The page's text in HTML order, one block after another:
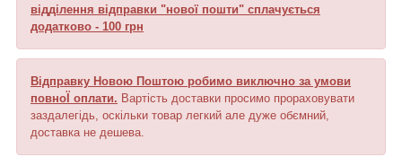
відділення відправки "нової пошти" сплачується
додатково - 100 грн
Відправку Новою Поштою робимо виключно за умови
повноЇ оплати. Вартість доставки просимо прораховувати
заздалегідь, оскільки товар легкий але дуже обємний,
доставка не дешева.